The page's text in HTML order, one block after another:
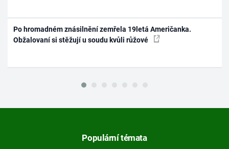
Po hromadném znásilnění zemřela 19letá Američanka.
Obžalovaní si stěžují u soudu kvůli růžové
Populární témata